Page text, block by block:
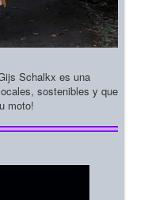
Schalkx es una
sostenibles y que
moto!